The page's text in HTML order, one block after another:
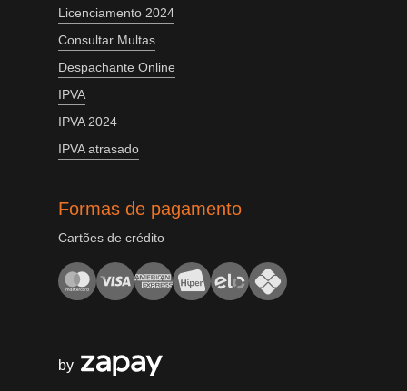
Licenciamento 2024
Consultar Multas
Despachante Online
IPVA
IPVA 2024
IPVA atrasado
Formas de pagamento
Cartões de crédito
by